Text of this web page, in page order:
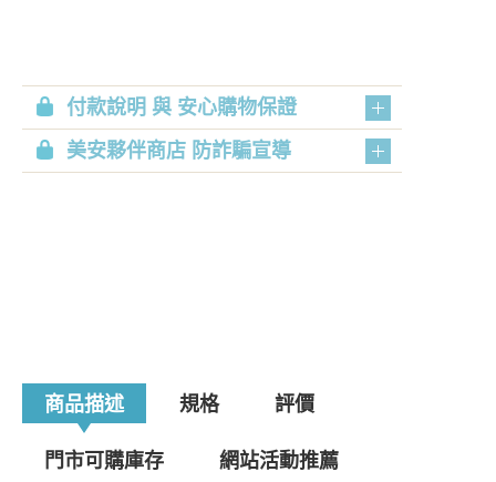
付款說明 與 安心購物保證
美安夥伴商店 防詐騙宣導
商品描述 規格 評價
門市可購庫存 網站活動推薦